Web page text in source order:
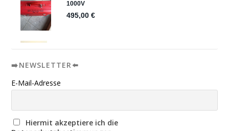
➡️NEWSLETTER⬅️
E-Mail-Adresse
Hiermit akzeptiere ich die